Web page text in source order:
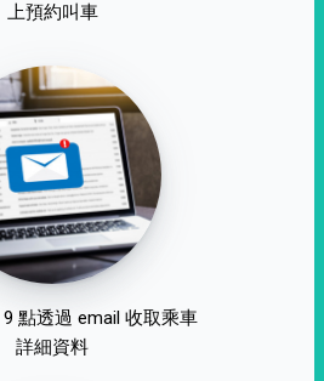
上預約叫車
點透過 email 收取乘車
詳細資料